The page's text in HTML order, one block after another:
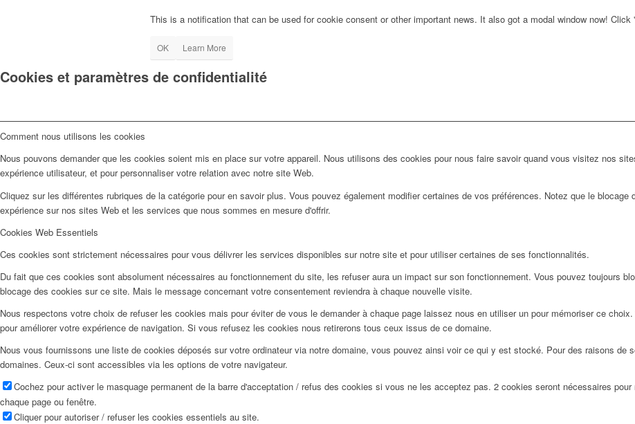
This is a notification that can be used for cookie consent or other important news. It also got a modal window now! Click
OK Learn More
Cookies et paramètres de confidentialité
Comment nous utilisons les cookies
Nous pouvons demander que les cookies soient mis en place sur votre appareil. Nous utilisons des cookies pour nous faire savoir quand vous visitez nos
expérience utilisateur, et pour personnaliser votre relation avec notre site Web.
Cliquez sur les différentes rubriques de la catégorie pour en savoir plus. Vous pouvez également modifier certaines de vos préférences. Notez que le
expérience sur nos sites Web et les services que nous sommes en mesure d'offrir.
Cookies Web Essentiels
Ces cookies sont strictement nécessaires pour vous délivrer les services disponibles sur notre site et pour utiliser certaines de ses fonctionnalités.
Du fait que ces cookies sont absolument nécessaires au fonctionnement du site, les refuser aura un impact sur son fonctionnement. Vous pouvez toujours
blocage des cookies sur ce site. Mais le message concernant votre consentement reviendra à chaque nouvelle visite.
Nous respectons votre choix de refuser les cookies mais pour éviter de vous le demander à chaque page laissez nous en utiliser un pour mémoriser ce
pour améliorer votre expérience de navigation. Si vous refusez les cookies nous retirerons tous ceux issus de ce domaine.
Nous vous fournissons une liste de cookies déposés sur votre ordinateur via notre domaine, vous pouvez ainsi voir ce qui y est stocké. Pour des raisons de
domaines. Ceux-ci sont accessibles via les options de votre navigateur.
Cochez pour activer le masquage permanent de la barre d'acceptation / refus des cookies si vous ne les acceptez pas. 2 cookies seront nécessaires
chaque page ou fenêtre.
Cliquer pour autoriser / refuser les cookies essentiels au site.